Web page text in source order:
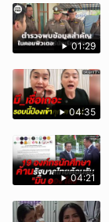
01:29
04:35
04:21